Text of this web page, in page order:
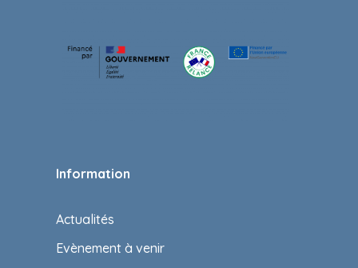
Information
Actualités
Evènement à venir